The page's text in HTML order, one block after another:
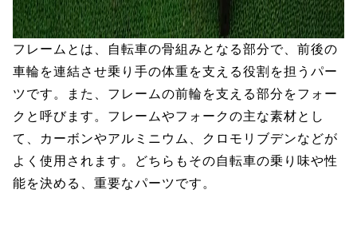
フレームとは、自転車の骨組みとなる部分で、前後の
車輪を連結させ乗り手の体重を支える役割を担うパー
ツです。また、フレームの前輪を支える部分をフォー
クと呼びます。フレームやフォークの主な素材とし
て、カーボンやアルミニウム、クロモリブデンなどが
よく使用されます。どちらもその自転車の乗り味や性
能を決める、重要なパーツです。